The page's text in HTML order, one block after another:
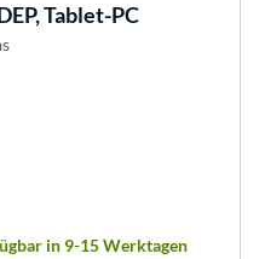
Tablet-PC
in 9-15 Werktagen